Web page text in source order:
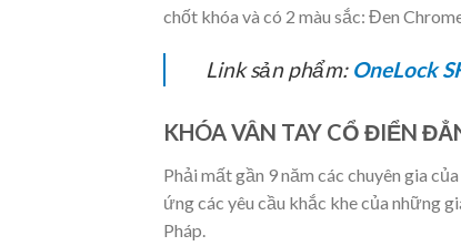
chốt khóa và có 2 màu sắc: Đen
Link sản phẩm: OneLock
KHÓA VÂN TAY CỔ ĐIỂN
Phải mất gần 9 năm các chuyên gia
ứng các yêu cầu khắc khe của những
Pháp.